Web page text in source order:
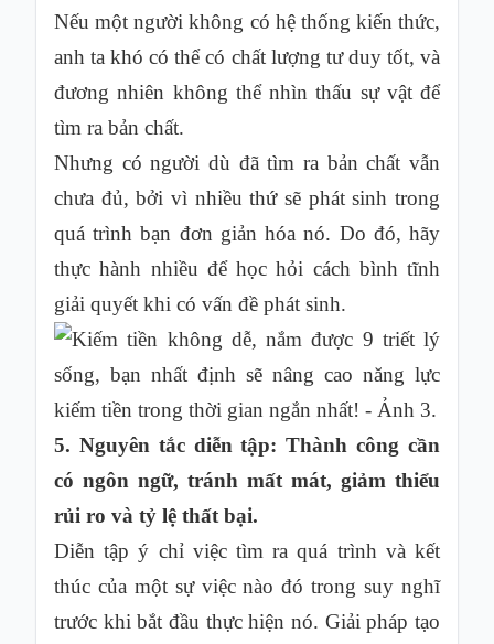
Nếu một người không có hệ thống kiến thức,
anh ta khó có thể có chất lượng tư duy tốt, và
đương nhiên không thể nhìn thấu sự vật để
tìm ra bản chất.
Nhưng có người dù đã tìm ra bản chất vẫn
chưa đủ, bởi vì nhiều thứ sẽ phát sinh trong
quá trình bạn đơn giản hóa nó. Do đó, hãy
thực hành nhiều để học hỏi cách bình tĩnh
giải quyết khi có vấn đề phát sinh.
5. Nguyên tắc diễn tập: Thành công cần
có ngôn ngữ, tránh mất mát, giảm thiểu
rủi ro và tỷ lệ thất bại.
Diễn tập ý chỉ việc tìm ra quá trình và kết
thúc của một sự việc nào đó trong suy nghĩ
trước khi bắt đầu thực hiện nó. Giải pháp tạo